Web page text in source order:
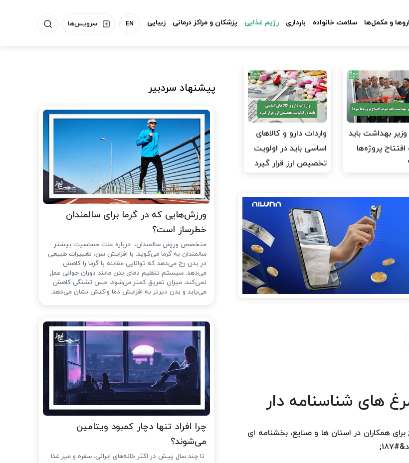
سرویس‌ها EN و مکمل‌ها سلامت خانواده بارداری رژیم غذایی پزشکان و مراکز درمانی زیبایی
بهداشت باید
پروژه‌ها
واردات دارو و کالاهای
اساسی باید در اولویت
تخصیص ارز قرار گیرد
های شناسنامه دار
رئیس اداره نظارت بر مواد غذایی، آرایشی، بهداشتی گفت:&#171; برای همکاران در استان ها و صنایع، بخشنامه ای
پیشنهاد سردبیر
ورزش‌هایی که در گرما برای سالمندان
خطرساز است؟
متخصص ورزش سالمندان، درباره علت حساسیت بیشتر
سالمندان به گرما می‌گوید: با افزایش سن، تغییرات طبیعی
در بدن رخ می‌دهد که توانایی مقابله با گرما را کاهش
می‌دهد. سیستم تنظیم دمای بدن مانند دوران جوانی عمل
نمی‌کند، میزان تعریق کمتر می‌شود، حس تشنگی کاهش
می‌یابد و بدن دیرتر به افزایش دما واکنش نشان می‌دهد.
چرا افراد تنها دچار کمبود ویتامین
می‌شوند؟
تا چند سال پیش در اکثر خانه‌های ایرانی، سفره و میز غذا